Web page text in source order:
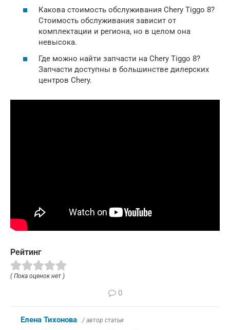
Какова стоимость обслуживания Chery Tiggo 8?
Стоимость обслуживания зависит от
комплектации и региона, но в целом она
невысока.
Где можно найти запчасти на Chery Tiggo 8?
Запчасти доступны в большинстве дилерских
центров Chery.
Рейтинг
( Пока оценок нет )
0
Елена Тихонова / автор статьи